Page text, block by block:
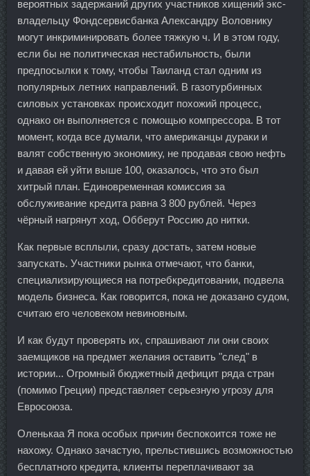
вероятных задержаний других участников хищений экс-
владельцу Фондсервисбанка Александру Воловнику
могут инкриминировать более тяжкую ч. И в этом году,
если бы не политическая нестабильность, были
предпосылки к тому, чтобы Таиланд стал одним из
популярных летних направлений. В газотурбинных
силовых установках происходит похожий процесс,
однако он выполняется с помощью компрессора. В тот
момент, когда все думали, что американцы дураки и
валят собственную экономику, не продавая свою нефть
и давая ей уйти выше 100, оказалось, что это был
хитрый план. Единовременная комиссия за
обслуживание кредита равна 3 800 рублей. Через
чёрный нагрянут ход, Обберут Россию до нитки.
Как первые всплыли, сразу достать, затем новые
запускать. Участники рынка отмечают, что банки,
специализирующиеся на потребкредитовании, подвела
модель бизнеса. Как говорится, пока не доказано судом,
считаю его человеком невиновным.
И как будут проверять их, спрашивают ли они своих
заемщиков на предмет желания оставить "след" в
истории... Огромный бюджетный дефицит ряда стран
(помимо Греции) представляет серьезную угрозу для
Евросоюза.
Оленькаа Я пока особых причин беспокоится тоже не
нахожу. Однако зачастую, прельстившись возможностью
бесплатного кредита, клиенты переплачивают за